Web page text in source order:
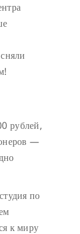
рублей,
—
по
к миру